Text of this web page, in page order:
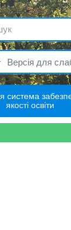
Версія для
система
якості освіти